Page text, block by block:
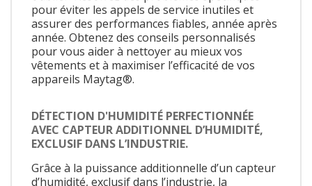
pour éviter les appels de service inutiles et
assurer des performances fiables, année après
année. Obtenez des conseils personnalisés
pour vous aider à nettoyer au mieux vos
vêtements et à maximiser l’efficacité de vos
appareils Maytag®.
DÉTECTION D'HUMIDITÉ PERFECTIONNÉE
AVEC CAPTEUR ADDITIONNEL D’HUMIDITÉ,
EXCLUSIF DANS L’INDUSTRIE.
Grâce à la puissance additionnelle d’un capteur
d’humidité, exclusif dans l’industrie, la